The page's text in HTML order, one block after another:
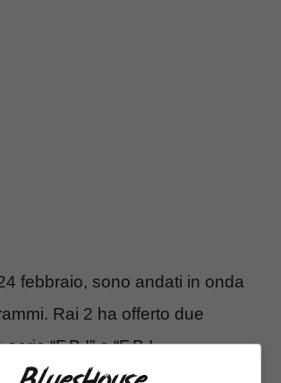
febbraio, sono andati in onda
Rai 2 ha offerto due
“F.B.I” e “F.B.I
il primo appuntamento è stato